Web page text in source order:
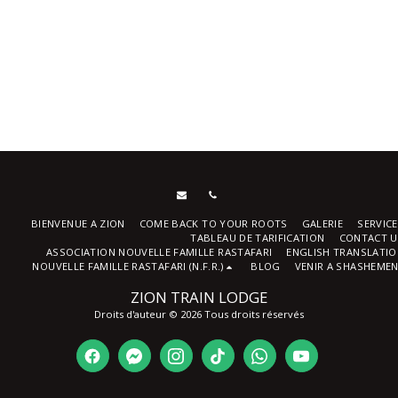
ZION TRAIN LODGE
Droits d'auteur © 2026 Tous droits réservés
BIENVENUE A ZION COME BACK TO YOUR ROOTS GALERIE
TABLEAU DE TARIFICATION
CONTACT
ASSOCIATION NOUVELLE FAMILLE RASTAFARI
ENGLISH
NOUVELLE FAMILLE RASTAFARI (N.F.R.)
BLOG VENIR A